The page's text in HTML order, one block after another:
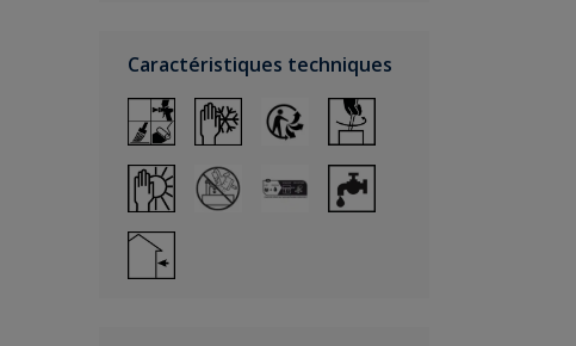
Caractéristiques techniques